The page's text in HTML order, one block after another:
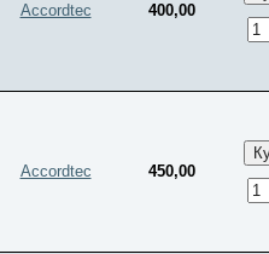
Accordtec
400,00
Accordtec
450,00